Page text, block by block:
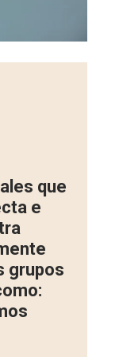
que
e
grupos